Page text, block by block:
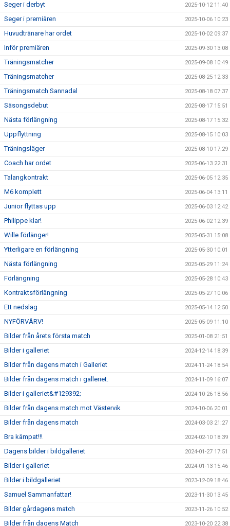
Seger i derbyt 2025-10-12 11:40
Seger i premiären 2025-10-06 10:23
Huvudtränare har ordet 2025-10-02 09:37
Inför premiären 2025-09-30 13:08
Träningsmatcher 2025-09-08 10:49
Träningsmatcher 2025-08-25 12:33
Träningsmatch Sannadal 2025-08-18 07:37
Säsongsdebut 2025-08-17 15:51
Nästa förlängning 2025-08-17 15:32
Uppflyttning 2025-08-15 10:03
Träningsläger 2025-08-10 17:29
Coach har ordet 2025-06-13 22:31
Talangkontrakt 2025-06-05 12:35
M6 komplett 2025-06-04 13:11
Junior flyttas upp 2025-06-03 12:42
Philippe klar! 2025-06-02 12:39
Wille förlänger! 2025-05-31 15:08
Ytterligare en förlängning 2025-05-30 10:01
Nästa förlängning 2025-05-29 11:24
Förlängning 2025-05-28 10:43
Kontraktsförlängning 2025-05-27 10:06
Ett nedslag 2025-05-14 12:50
NYFÖRVÄRV! 2025-05-09 11:10
Bilder från årets första match 2025-01-08 21:51
Bilder i galleriet 2024-12-14 18:39
Bilder från dagens match i Galleriet 2024-11-24 18:54
Bilder från dagens match i galleriet. 2024-11-09 16:07
Bilder i galleriet&#129392; 2024-10-26 18:56
Bilder från dagens match mot Västervik 2024-10-06 20:01
Bilder från dagens match 2024-03-03 21:27
Bra kämpat!!! 2024-02-10 18:39
Dagens bilder i bildgalleriet 2024-01-27 17:51
Bilder i galleriet 2024-01-13 15:46
Bilder i bildgalleriet 2023-12-09 18:46
Samuel Sammanfattar! 2023-11-30 13:45
Bilder gårdagens match 2023-11-26 10:52
Bilder från dagens Match 2023-10-20 22:38